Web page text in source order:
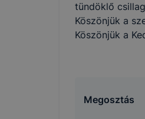
tündöklő
Köszönjük a
Köszönjük a
Megosztás